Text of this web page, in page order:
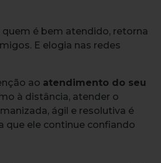
quem é bem atendido, retorna
E elogia nas redes
ao atendimento do seu
à distância, atender o
ágil e resolutiva é
que ele continue confiando